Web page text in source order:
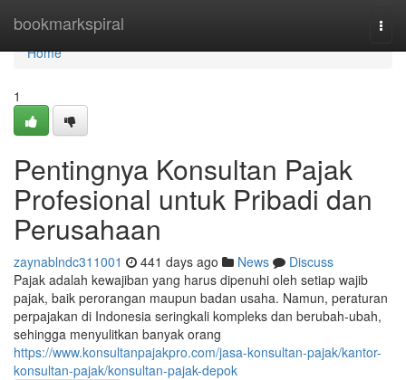
bookmarkspiral
Home
Home
1
Pentingnya Konsultan Pajak
Profesional untuk Pribadi dan
Perusahaan
zaynablndc311001 441 days ago News
Discuss
Pajak adalah kewajiban yang harus dipenuhi oleh setiap wajib
pajak, baik perorangan maupun badan usaha. Namun, peraturan
perpajakan di Indonesia seringkali kompleks dan berubah-ubah,
sehingga menyulitkan banyak orang
https://www.konsultanpajakpro.com/jasa-konsultan-pajak/kantor-
konsultan-pajak/konsultan-pajak-depok